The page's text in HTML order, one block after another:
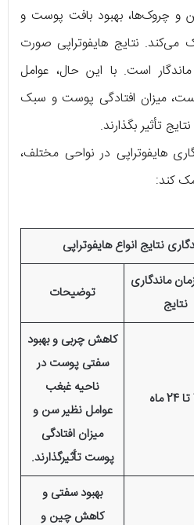
و چروک‌ها، بهبود بافت پوست و
می‌کند. نتایج هایفوتراپی صورت
بین 12 تا ۲۴ ماه ماندگار است. با این حال، عوامل
میزان افتادگی پوست و سبک
تأثیر بگذارند.
هایفوتراپی در نواحی مختلف،
کند:
نتایج انواع هایفوتراپی
ماندگاری
نتایج
توضیحات
کاهش چربی و بهبود
سفتی پوست در
ناحیه غبغب
عوامل نظیر سن و
میزان افتادگی
پوست تأثیرگذارند.
بهبود سفتی و
کاهش چین و